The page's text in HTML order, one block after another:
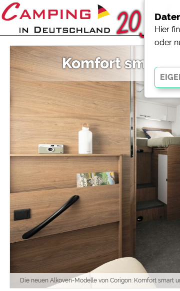
Komfort smart
Die neuen Alkoven-Modelle von Corigon: Komfort smart
Hier
oder
der
Google
Google
Google